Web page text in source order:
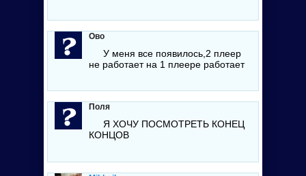
Ово
У меня все появилось,2 плеер
не работает на 1 плеере работает
Поля
Я ХОЧУ ПОСМОТРЕТЬ КОНЕЦ
КОНЦОВ